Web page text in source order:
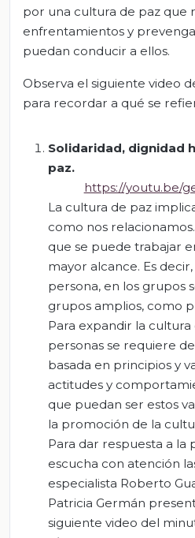
por una cultura de paz que
enfrentamientos y
puedan conducir a ellos.
Observa el siguiente video
para recordar a qué se
Solidaridad, dignidad
paz.
https://youtu.be/
La cultura de paz
como nos
que se puede trabajar
mayor alcance. Es
persona, en los grupos
grupos amplios, como
Para expandir la
personas se requiere
basada en principios y
actitudes y
que puedan ser estos
la promoción de la
Para dar respuesta a
escucha con atención
especialista Roberto
Patricia Germán
siguiente video del